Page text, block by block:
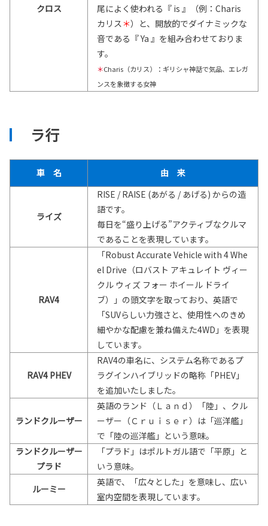
クロス
尾によく使われる『 is 』（例：Charis
カリス＊）と、開放的でダイナミックな
音である『 Ya 』を組み合わせておりま
す。
＊Charis（カリス）：ギリシャ神話で気品、エレガ
ンスを象徴する女神
ラ行
車 名 由 来
ライズ
RISE / RAISE (あがる / あげる) からの造
語です。
毎日を“盛り上げる”アクティブなクルマ
であることを表現しています。
RAV4
「Robust Accurate Vehicle with 4 Whe
el Drive（ロバスト アキュレイト ヴィー
クル ウィズ フォー ホイール ドライ
ブ）」の頭文字を取っており、英語で
「SUVらしい力強さと、使用性へのきめ
細やかな配慮を兼ね備えた4WD」を表現
しています。
RAV4 PHEV
RAV4の車名に、システム名称であるプ
ラグインハイブリッドの略称「PHEV」
を追加いたしました。
ランドクルーザー
英語のランド（Ｌａｎｄ）「陸」、クル
ーザー（Ｃｒｕｉｓｅｒ）は「巡洋艦」
で「陸の巡洋艦」という意味。
ランドクルーザー
プラド
「プラド」はポルトガル語で「平原」と
いう意味。
ルーミー
英語で、「広々とした」を意味し、広い
室内空間を表現しています。